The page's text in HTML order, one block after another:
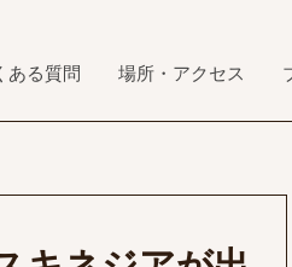
ある質問 場所・アクセス